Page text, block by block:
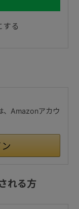
する
、Amazonアカウ
れる方